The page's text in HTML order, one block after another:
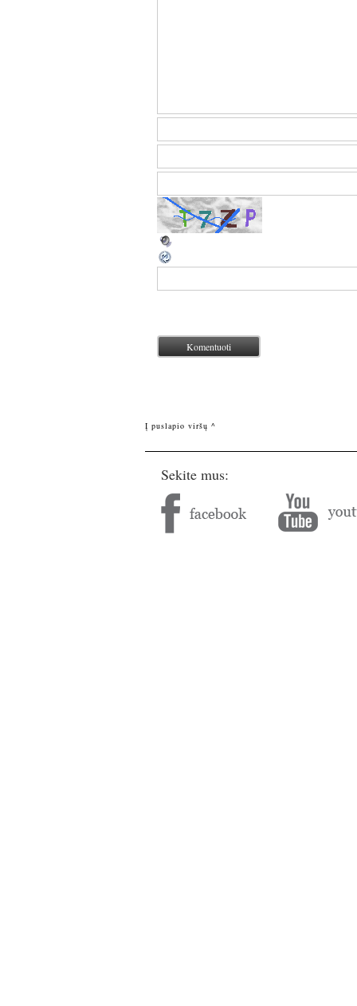
Į puslapio viršų ^
Sekite mus: